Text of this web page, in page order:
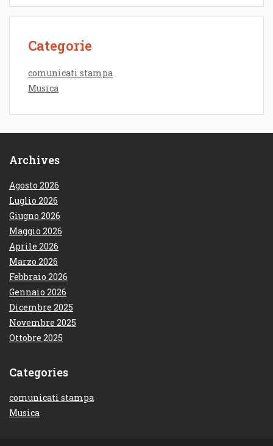
Categorie
comunicati stampa
Musica
Archives
Agosto 2026
Luglio 2026
Giugno 2026
Maggio 2026
Aprile 2026
Marzo 2026
Febbraio 2026
Gennaio 2026
Dicembre 2025
Novembre 2025
Ottobre 2025
Categories
comunicati stampa
Musica